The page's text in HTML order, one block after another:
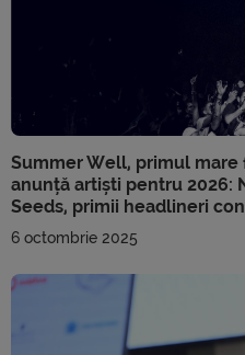
Summer Well, primul
anunță artiști pentru 2026:
Seeds, primii headlineri
6 octombrie 2025